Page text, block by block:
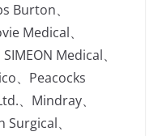
Burton、
Medical、
Medical、
、Peacocks
、Mindray、
、